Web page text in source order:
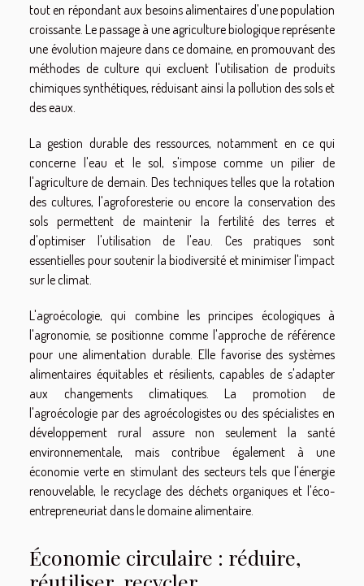
tout en répondant aux besoins alimentaires d'une population
croissante. Le passage à une agriculture biologique représente
une évolution majeure dans ce domaine, en promouvant des
méthodes de culture qui excluent l'utilisation de produits
chimiques synthétiques, réduisant ainsi la pollution des sols et
des eaux.
La gestion durable des ressources, notamment en ce qui
concerne l'eau et le sol, s'impose comme un pilier de
l'agriculture de demain. Des techniques telles que la rotation
des cultures, l'agroforesterie ou encore la conservation des
sols permettent de maintenir la fertilité des terres et
d'optimiser l'utilisation de l'eau. Ces pratiques sont
essentielles pour soutenir la biodiversité et minimiser l'impact
sur le climat.
L'agroécologie, qui combine les principes écologiques à
l'agronomie, se positionne comme l'approche de référence
pour une alimentation durable. Elle favorise des systèmes
alimentaires équitables et résilients, capables de s'adapter
aux changements climatiques. La promotion de
l'agroécologie par des agroécologistes ou des spécialistes en
développement rural assure non seulement la santé
environnementale, mais contribue également à une
économie verte en stimulant des secteurs tels que l'énergie
renouvelable, le recyclage des déchets organiques et l'éco-
entrepreneuriat dans le domaine alimentaire.
Économie circulaire : réduire,